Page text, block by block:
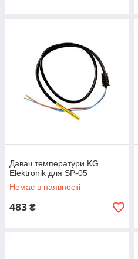
Давач температури KG
Elektronik для SP-05
Немає в наявності
483 ₴